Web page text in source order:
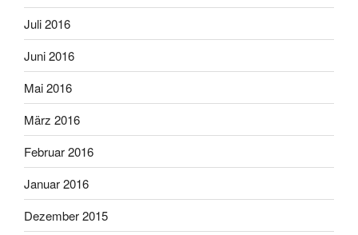
Juli 2016
Juni 2016
Mai 2016
März 2016
Februar 2016
Januar 2016
Dezember 2015